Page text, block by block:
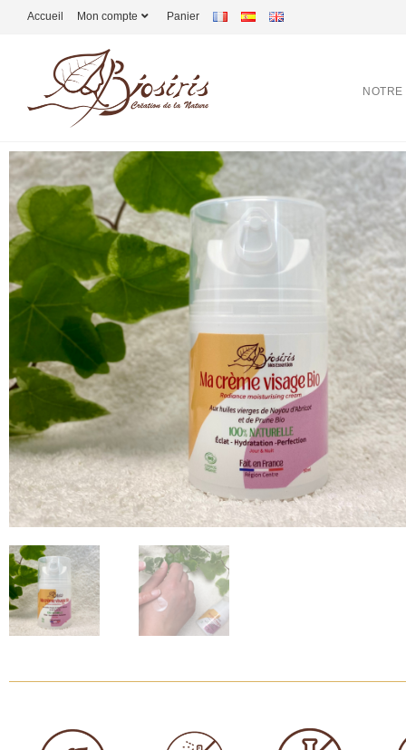
Accueil Mon compte Panier